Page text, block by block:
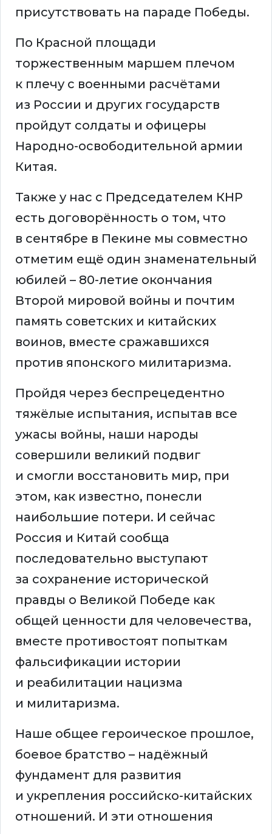
присутствовать на параде Победы.
По Красной площади
торжественным маршем плечом
к плечу с военными расчётами
из России и других государств
пройдут солдаты и офицеры
Народно-освободительной армии
Китая.
Также у нас с Председателем КНР
есть договорённость о том, что
в сентябре в Пекине мы совместно
отметим ещё один знаменательный
юбилей – 80-летие окончания
Второй мировой войны и почтим
память советских и китайских
воинов, вместе сражавшихся
против японского милитаризма.
Пройдя через беспрецедентно
тяжёлые испытания, испытав все
ужасы войны, наши народы
совершили великий подвиг
и смогли восстановить мир, при
этом, как известно, понесли
наибольшие потери. И сейчас
Россия и Китай сообща
последовательно выступают
за сохранение исторической
правды о Великой Победе как
общей ценности для человечества,
вместе противостоят попыткам
фальсификации истории
и реабилитации нацизма
и милитаризма.
Наше общее героическое прошлое,
боевое братство – надёжный
фундамент для развития
и укрепления российско-китайских
отношений. И эти отношения